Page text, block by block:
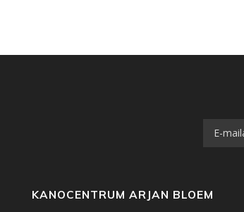
KANOCENTRUM ARJAN BLOEM